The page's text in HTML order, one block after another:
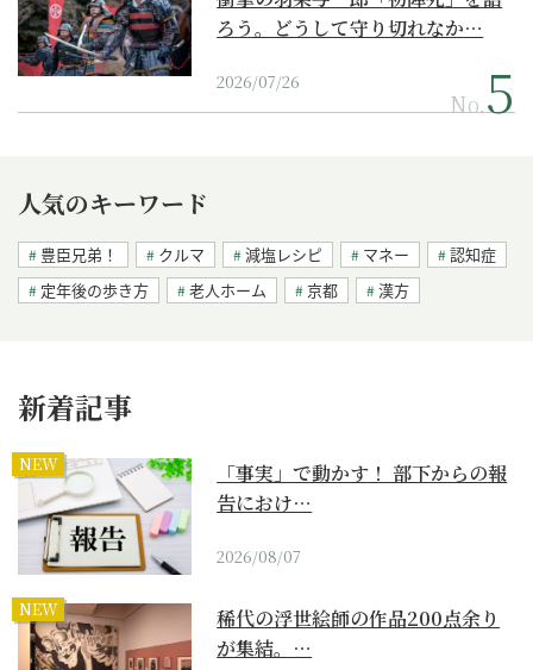
ろう。どうして守り切れなか…
2026/07/26
No.
人気のキーワード
豊臣兄弟！ クルマ 減塩レシピ マネー
認知症
定年後の歩き方
老人ホーム 京都 漢方
新着記事
NEW
「事実」で動かす！ 部下からの報
告におけ…
2026/08/07
NEW
稀代の浮世絵師の作品200点余り
が集結。…